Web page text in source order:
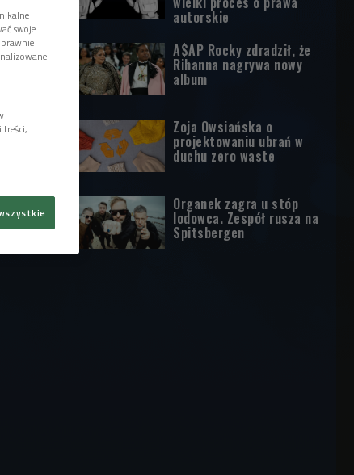
autorskie
A$AP Rocky zdradził, że
Rihanna nagrywa nowy
album
Zoja Owsiańska o
projektowaniu ubrań w
duchu zero waste
Organek zagra u stóp
lodowca. Zespół rusza na
Spitsbergen
swoje